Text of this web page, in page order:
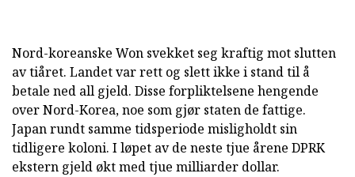
Nord-koreanske Won svekket seg kraftig mot slutten
av tiåret. Landet var rett og slett ikke i stand til å
betale ned all gjeld. Disse forpliktelsene hengende
over Nord-Korea, noe som gjør staten de fattige.
Japan rundt samme tidsperiode misligholdt sin
tidligere koloni. I løpet av de neste tjue årene DPRK
ekstern gjeld økt med tjue milliarder dollar.